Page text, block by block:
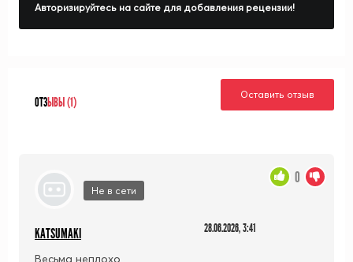
Авторизируйтесь на сайте для добавления рецензии!
ОТЗЫВЫ (1)
Оставить отзыв
Не в сети
KATSUMAKI 28.06.2026, 3:41
Весьма неплохо
0